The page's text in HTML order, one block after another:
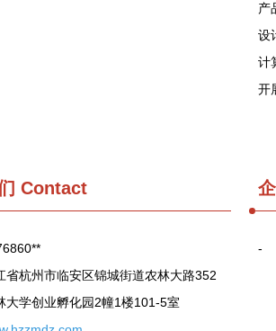
产
设
计
开
Contact
省杭州市临安区锦城街道农林大路352
大学创业孵化园2幢1楼101-5室
-